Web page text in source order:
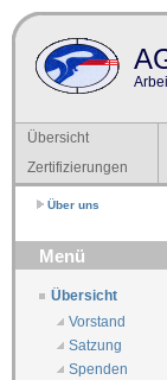
Übersicht
Zertifizierungen
Über uns
Menü
Übersicht
Vorstand
Satzung
Spenden